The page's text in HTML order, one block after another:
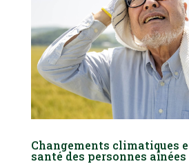
Changements climatiques
santé des personnes aînées